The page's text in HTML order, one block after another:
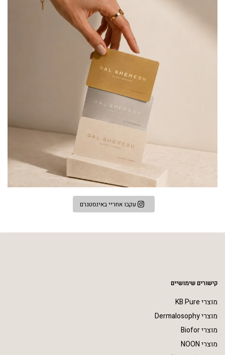
עקבו אחריי באינסטגרם
קישורים שימושיים
מוצרי KB Pure
מוצרי Dermalosophy
מוצרי Biofor
מוצרי NOON